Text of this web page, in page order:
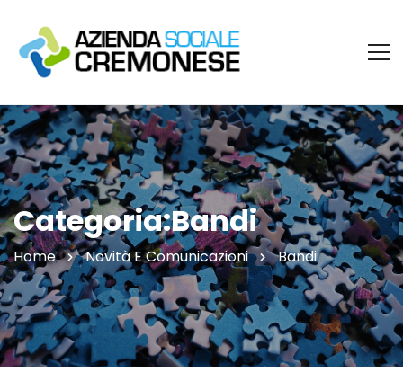
Categoria:Bandi
Home Novità E Comunicazioni Bandi